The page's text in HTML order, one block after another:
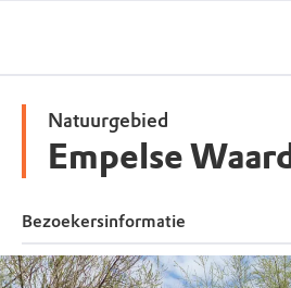
Natuurgebied
Empelse
Bezoekersinformatie